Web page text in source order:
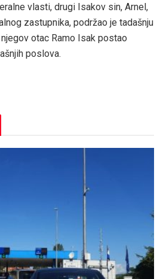
vlasti, drugi Isakov sin, Arnel,
zastupnika, podržao je tadašnju
otac Ramo Isak postao
poslova.